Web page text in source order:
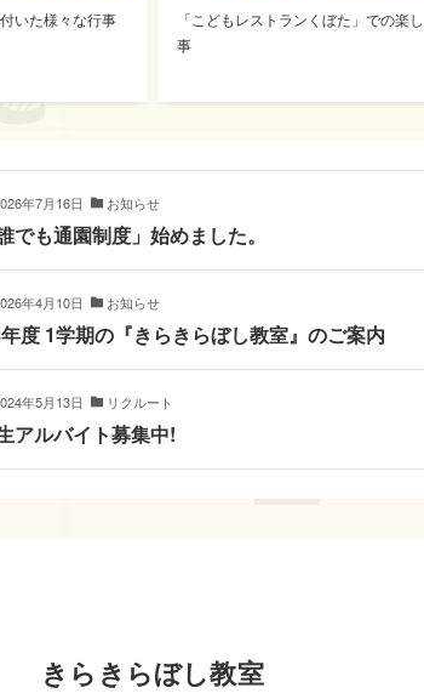
いた様々な行事
「こどもレストランくぼた」での楽
事
年7月16日 お知らせ
でも通園制度」始めました。
年4月10日 お知らせ
度 1学期の『きらきらぼし教室』のご案内
年5月13日 リクルート
アルバイト募集中!
きらきらぼし教室